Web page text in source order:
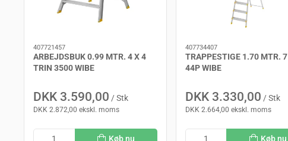
407721457
ARBEJDSBUK 0.99 MTR. 4 X 4
TRIN 3500 WIBE
DKK 3.590,00 / Stk
DKK 2.872,00 ekskl. moms
Køb nu
407734407
TRAPPESTIGE 1.70 MTR.
44P WIBE
DKK 3.330,00 / Stk
DKK 2.664,00 ekskl. moms
Køb nu